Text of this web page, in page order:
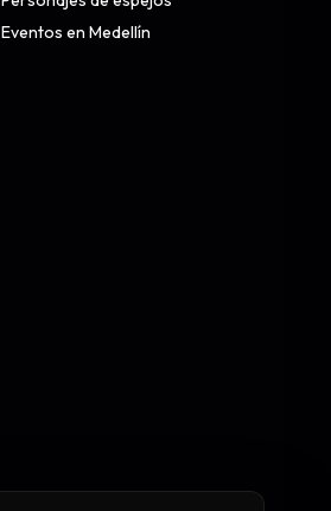
Eventos en Medellín